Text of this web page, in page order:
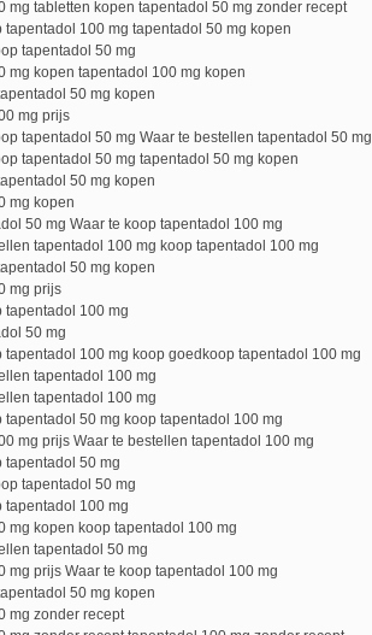
mg tabletten kopen tapentadol 50 mg zonder recept
tapentadol 100 mg tapentadol 50 mg kopen
tapentadol 50 mg
mg kopen tapentadol 100 mg kopen
50 mg kopen
mg prijs
tapentadol 50 mg Waar te bestellen tapentadol 50 mg
tapentadol 50 mg tapentadol 50 mg kopen
50 mg kopen
mg kopen
50 mg Waar te koop tapentadol 100 mg
tapentadol 100 mg koop tapentadol 100 mg
50 mg kopen
mg prijs
tapentadol 100 mg
50 mg
tapentadol 100 mg koop goedkoop tapentadol 100 mg
tapentadol 100 mg
tapentadol 100 mg
tapentadol 50 mg koop tapentadol 100 mg
mg prijs Waar te bestellen tapentadol 100 mg
tapentadol 50 mg
tapentadol 50 mg
tapentadol 100 mg
mg kopen koop tapentadol 100 mg
tapentadol 50 mg
mg prijs Waar te koop tapentadol 100 mg
50 mg kopen
mg zonder recept